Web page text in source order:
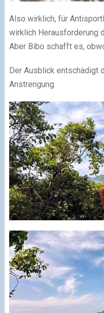
Also wirklich, für
wirklich Herausforderung
Aber Bibo schafft es,
Der Ausblick entschädigt
Anstrengung.